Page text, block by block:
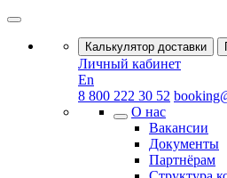
Калькулятор доставки
Личный кабинет
En
8 800 222 30 52
О нас
Вакансии
Документы
Партнёрам